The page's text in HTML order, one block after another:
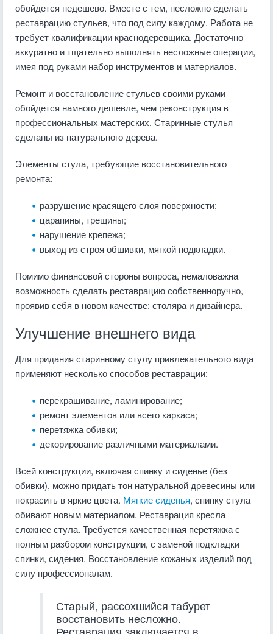
обойдется недешево. Вместе с тем, несложно сделать
реставрацию стульев, что под силу каждому. Работа не
требует квалификации краснодеревщика. Достаточно
аккуратно и тщательно выполнять несложные операции,
имея под руками набор инструментов и материалов.
Ремонт и восстановление стульев своими руками
обойдется намного дешевле, чем реконструкция в
профессиональных мастерских. Старинные стулья
сделаны из натурального дерева.
Элементы стула, требующие восстановительного
ремонта:
разрушение красящего слоя поверхности;
царапины, трещины;
нарушение крепежа;
выход из строя обшивки, мягкой подкладки.
Помимо финансовой стороны вопроса, немаловажна
возможность сделать реставрацию собственноручно,
проявив себя в новом качестве: столяра и дизайнера.
Улучшение внешнего вида
Для придания старинному стулу привлекательного вида
применяют несколько способов реставрации:
перекрашивание, ламинирование;
ремонт элементов или всего каркаса;
перетяжка обивки;
декорирование различными материалами.
Всей конструкции, включая спинку и сиденье (без
обивки), можно придать тон натуральной древесины или
покрасить в яркие цвета. Мягкие сиденья, спинку стула
обивают новым материалом. Реставрация кресла
сложнее стула. Требуется качественная перетяжка с
полным разбором конструкции, с заменой подкладки
спинки, сидения. Восстановление кожаных изделий под
силу профессионалам.
Старый, рассохшийся табурет
восстановить несложно.